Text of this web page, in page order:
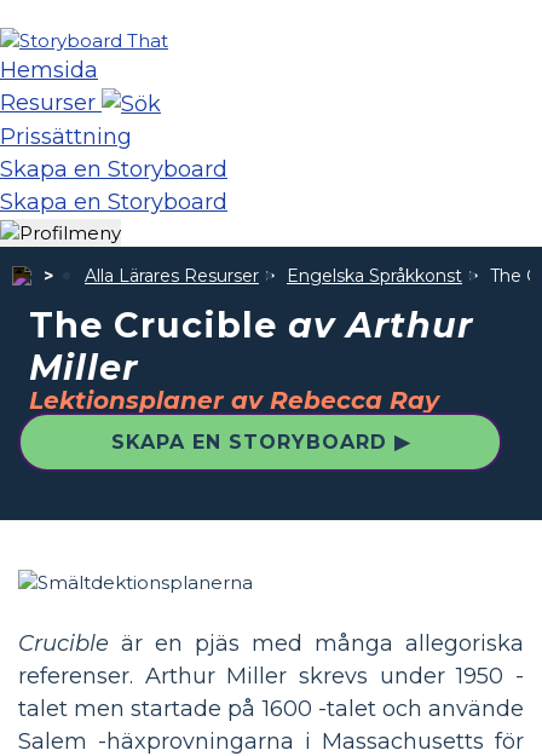
Hemsida
Resurser
Prissättning
Skapa en Storyboard
Skapa en Storyboard
Alla Lärares Resurser Engelska Språkkonst The
The Crucible av Arthur
Miller
Lektionsplaner av Rebecca Ray
SKAPA EN STORYBOARD ▶
Crucible är en pjäs med många allegoriska
referenser. Arthur Miller skrevs under 1950 -
talet men startade på 1600 -talet och använde
Salem -häxprovningarna i Massachusetts för